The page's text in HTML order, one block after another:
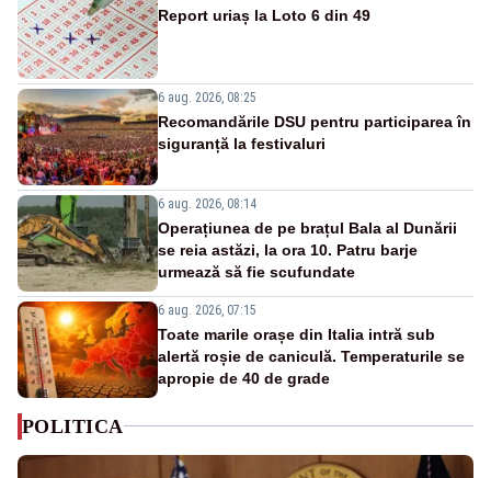
Report uriaș la Loto 6 din 49
6 aug. 2026, 08:25
Recomandările DSU pentru participarea în
siguranță la festivaluri
6 aug. 2026, 08:14
Operațiunea de pe brațul Bala al Dunării
se reia astăzi, la ora 10. Patru barje
urmează să fie scufundate
6 aug. 2026, 07:15
Toate marile orașe din Italia intră sub
alertă roșie de caniculă. Temperaturile se
apropie de 40 de grade
POLITICA